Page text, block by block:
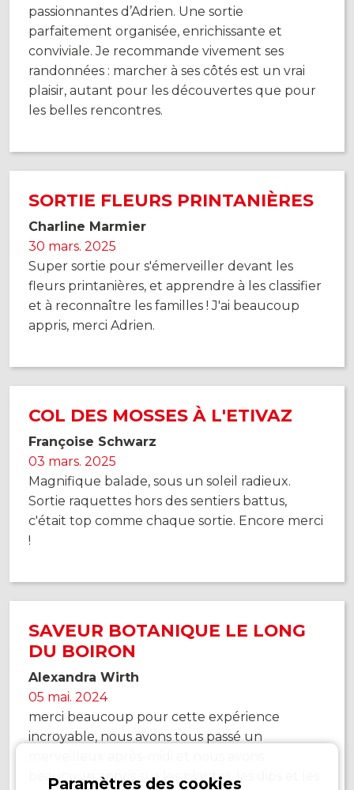
Paramètres des cookies
passionnantes d’Adrien. Une sortie
parfaitement organisée, enrichissante et
conviviale. Je recommande vivement ses
randonnées : marcher à ses côtés est un vrai
plaisir, autant pour les découvertes que pour
les belles rencontres.
SORTIE FLEURS PRINTANIÈRES
Charline Marmier
30 mars. 2025
Super sortie pour s'émerveiller devant les
fleurs printanières, et apprendre à les classifier
et à reconnaître les familles ! J'ai beaucoup
appris, merci Adrien.
COL DES MOSSES À L'ETIVAZ
Françoise Schwarz
03 mars. 2025
Magnifique balade, sous un soleil radieux.
Sortie raquettes hors des sentiers battus,
c'était top comme chaque sortie. Encore merci
!
SAVEUR BOTANIQUE LE LONG
DU BOIRON
Alexandra Wirth
05 mai. 2024
merci beaucoup pour cette expérience
incroyable, nous avons tous passé un
beaucoup appris sur les plantes. les dips et les